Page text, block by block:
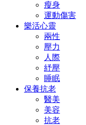
瘦身
運動傷害
樂活心靈
兩性
壓力
人際
紓壓
睡眠
保養抗老
醫美
美容
抗老